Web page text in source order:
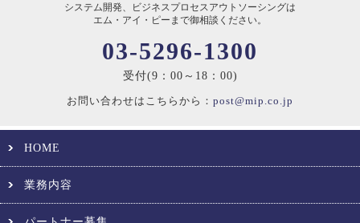
システム開発、ビジネスプロセスアウトソーシングは
エム・アイ・ピーまで御相談ください。
03-5296-1300
受付(9：00～18：00)
お問い合わせはこちらから： post@mip.co.jp
HOME
業務内容